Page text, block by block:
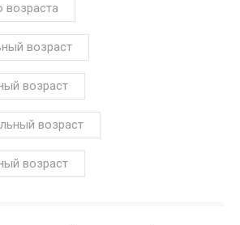
возраста
возраст
возраст
возраст
возраст